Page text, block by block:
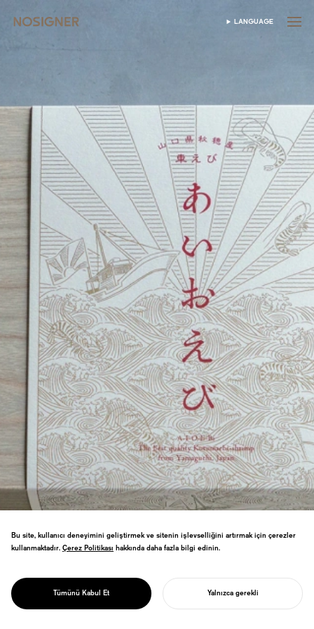
ANA SAYFA
DIL SEÇIN
LANGUAGE
PROJECT
AIOEBI
Yamaguchi, Ajisu için premium kuruma
öncü mirasından yararlanan bölgesel
endüstri tasarımı.
Bu site, kullanıcı deneyimini geliştirmek ve sitenin işlevselliğini artırmak için çerezler
kullanmaktadır. Çerez Politikası
Çerez Politikası hakkında daha fazla bilgi edinin.
Tümünü Kabul Et Yalnızca gerekli